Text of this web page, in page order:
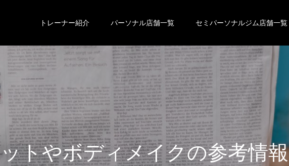
トレーナー紹介 パーソナル店舗一覧 セミパーソナルジム店舗一覧
ットやボディメイクの参考情報